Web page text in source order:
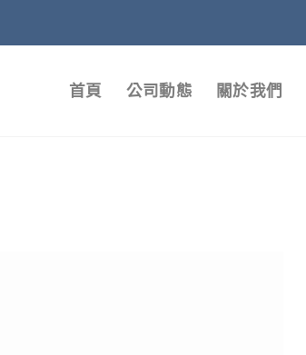
首頁 公司動態 關於我們